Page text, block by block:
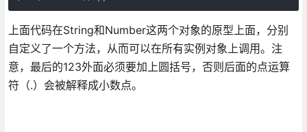
上面代码在String和Number这两个对象的原型上面，分别
自定义了一个方法，从而可以在所有实例对象上调用。注
意，最后的123外面必须要加上圆括号，否则后面的点运算
符（.）会被解释成小数点。